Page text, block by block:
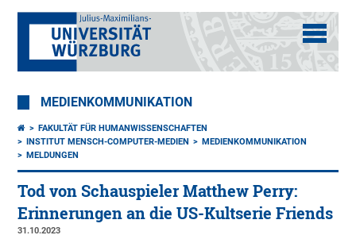
MEDIENKOMMUNIKATION
FAKULTÄT FÜR HUMANWISSENSCHAFTEN
INSTITUT MENSCH-COMPUTER-MEDIEN
MEDIENKOMMUNIKATION
MELDUNGEN
Tod von Schauspieler Matthew Perry:
Erinnerungen an die US-Kultserie Friends
31.10.2023